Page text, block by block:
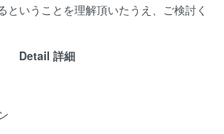
ということを理解頂いたうえ、ご検討く
Detail 詳細